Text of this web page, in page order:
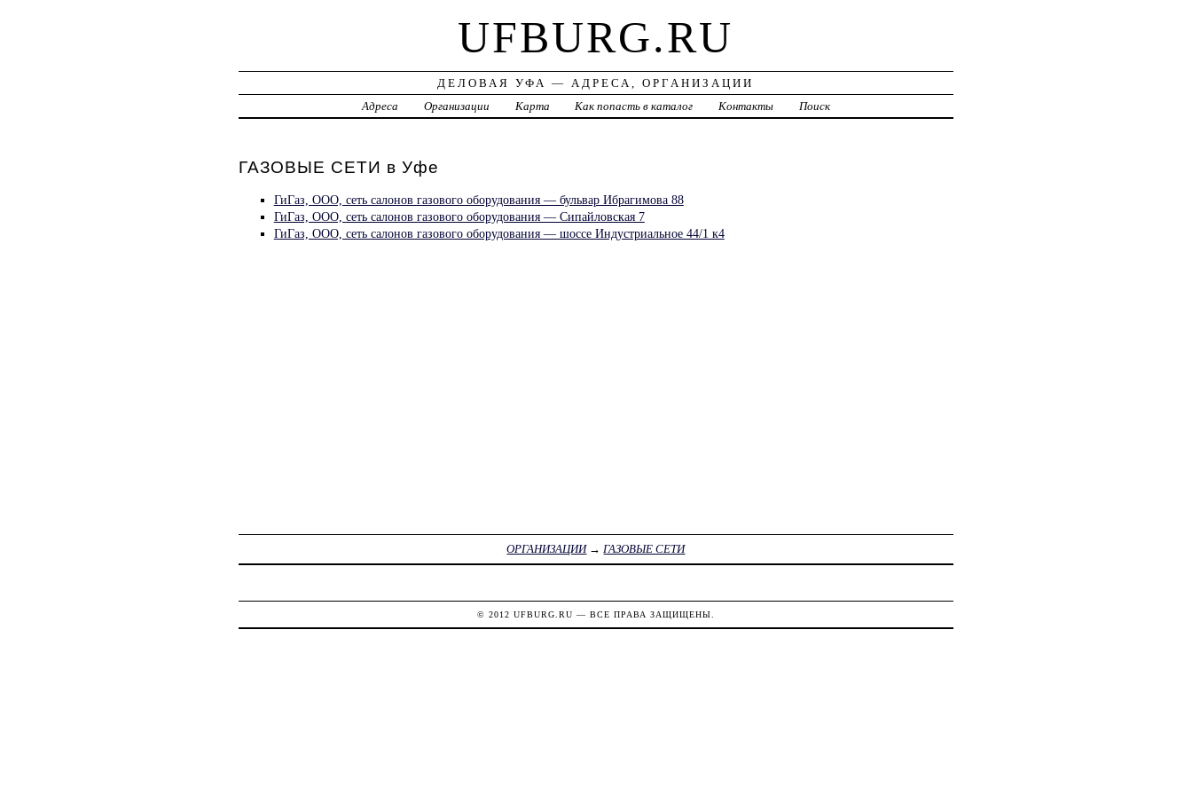
UFBURG.RU
ДЕЛОВАЯ УФА — АДРЕСА, ОРГАНИЗАЦИИ
Адреса
Организации Карта Как попасть в каталог Контакты Поиск
ГАЗОВЫЕ СЕТИ в Уфе
ГиГаз, ООО, сеть салонов газового оборудования — бульвар Ибрагимова 88
ГиГаз, ООО, сеть салонов газового оборудования — Сипайловская 7
ГиГаз, ООО, сеть салонов газового оборудования — шоссе Индустриальное 44/1 к4
ОРГАНИЗАЦИИ→ГАЗОВЫЕ СЕТИ
© 2012 UFBURG.RU — ВСЕ ПРАВА ЗАЩИЩЕНЫ.